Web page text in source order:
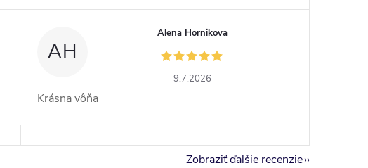
AH
Alena Hornikova
9.7.2026
Krásna vôňa
Zobraziť ďalšie recenzie